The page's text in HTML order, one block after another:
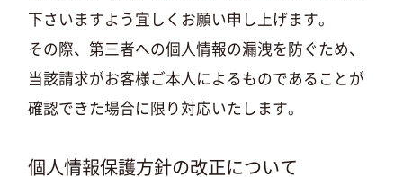
下さいますよう宜しくお願い申し上げます。
その際、第三者への個人情報の漏洩を防ぐため、
当該請求がお客様ご本人によるものであることが
確認できた場合に限り対応いたします。
個人情報保護方針の改正について